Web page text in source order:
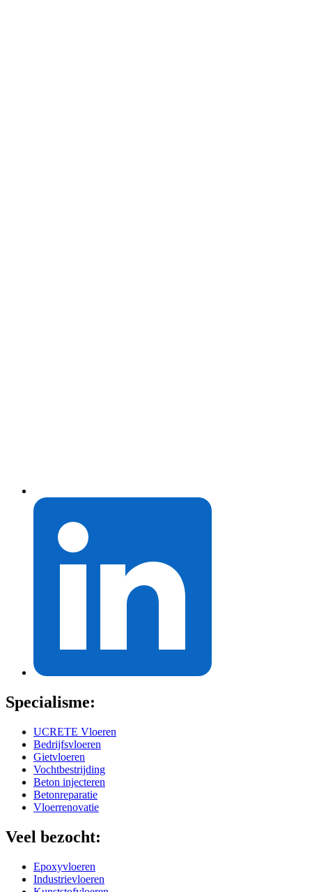
Specialisme:
UCRETE Vloeren
Bedrijfsvloeren
Gietvloeren
Vochtbestrijding
Beton injecteren
Betonreparatie
Vloerrenovatie
Veel bezocht:
Epoxyvloeren
Industrievloeren